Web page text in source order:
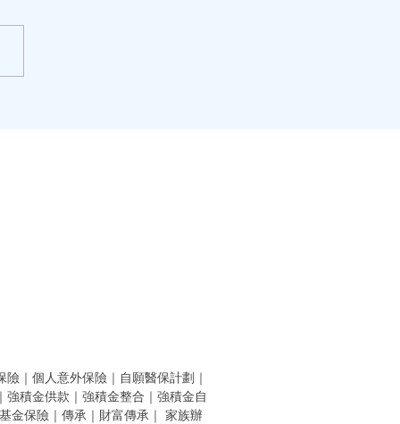
險 ｜ 個人意外保險 ｜ 自願醫保計劃 ｜
｜ 強積金供款 ｜ 強積金整合 ｜ 強積金自
金保險 ｜ 傳承 ｜ 財富傳承 ｜ 家族辦